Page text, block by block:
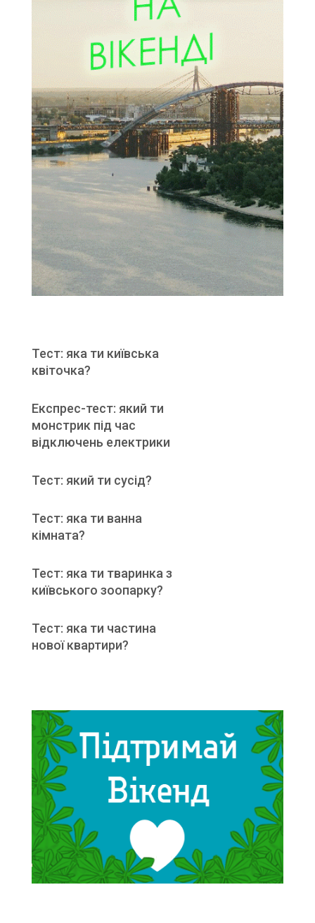
Тест: яка ти київська
квіточка?
Експрес-тест: який ти
монстрик під час
відключень електрики
Тест: який ти сусід?
Тест: яка ти ванна
кімната?
Тест: яка ти тваринка з
київського зоопарку?
Тест: яка ти частина
нової квартири?